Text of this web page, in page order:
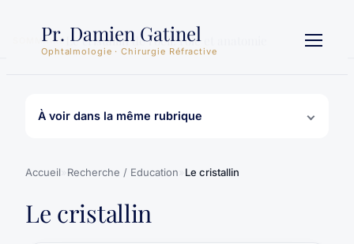
contenu
Pr. Damien Gatinel
Ophtalmologie · Chirurgie Réfractive
Accueil Recherche / Education Le cristallin
Le cristallin
À voir dans la même rubrique
SOMMAIRE Le cristallin de l'oeil: rôle et anatomie